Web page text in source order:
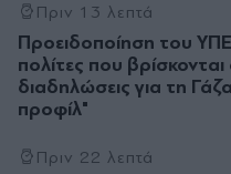
Πριν 13 λεπτά
Προειδοποίηση του
πολίτες που
διαδηλώσεις για τη
προφίλ"
Πριν 22 λεπτά